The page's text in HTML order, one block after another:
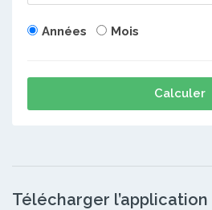
Années Mois
Calculer
Télécharger l’application